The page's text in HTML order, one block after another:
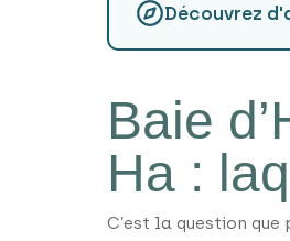
Découvrez
Baie
Ha :
C’est la question